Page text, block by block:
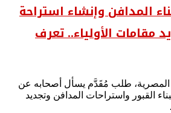
المدافن وإنشاء استراحة
مقامات الأولياء.. تعرف
المصرية، طلب مُقَدَّم يسأل أصحابه عن
القبور واستراحات المدافن وتجديد